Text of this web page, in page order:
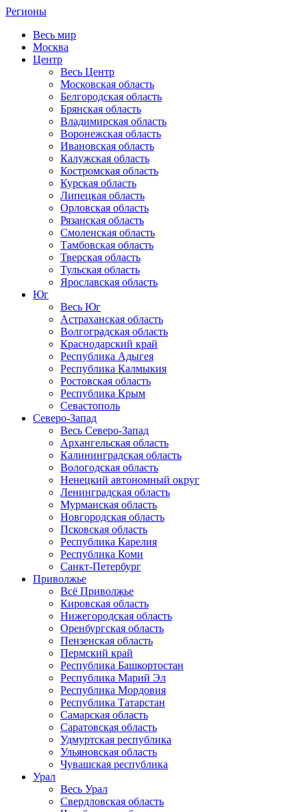
Регионы
Весь мир
Москва
Центр
Весь Центр
Московская область
Белгородская область
Брянская область
Владимирская область
Воронежская область
Ивановская область
Калужская область
Костромская область
Курская область
Липецкая область
Орловская область
Рязанская область
Смоленская область
Тамбовская область
Тверская область
Тульская область
Ярославская область
Юг
Весь Юг
Астраханская область
Волгоградская область
Краснодарский край
Республика Адыгея
Республика Калмыкия
Ростовская область
Республика Крым
Севастополь
Северо-Запад
Весь Северо-Запад
Архангельская область
Калининградская область
Вологодская область
Ненецкий автономный округ
Ленинградская область
Мурманская область
Новгородская область
Псковская область
Республика Карелия
Республика Коми
Санкт-Петербург
Приволжье
Всё Приволжье
Кировская область
Нижегородская область
Оренбургская область
Пензенская область
Пермский край
Республика Башкортостан
Республика Марий Эл
Республика Мордовия
Республика Татарстан
Самарская область
Саратовская область
Удмуртская республика
Ульяновская область
Чувашская республика
Урал
Весь Урал
Свердловская область